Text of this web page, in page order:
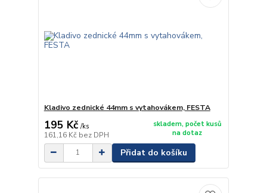
Kladivo zednické 44mm s vytahovákem, FESTA
195 Kč /ks
161,16 Kč bez DPH
skladem, počet kusů
na dotaz
Přidat do košíku